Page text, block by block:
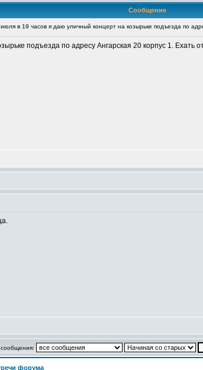
Сообщение
в 19 часов я даю уличный концерт на козырьке подъезда по
подъезда по адресу Ангарская 20 корпус 1. Ехать
сообщения:
форума